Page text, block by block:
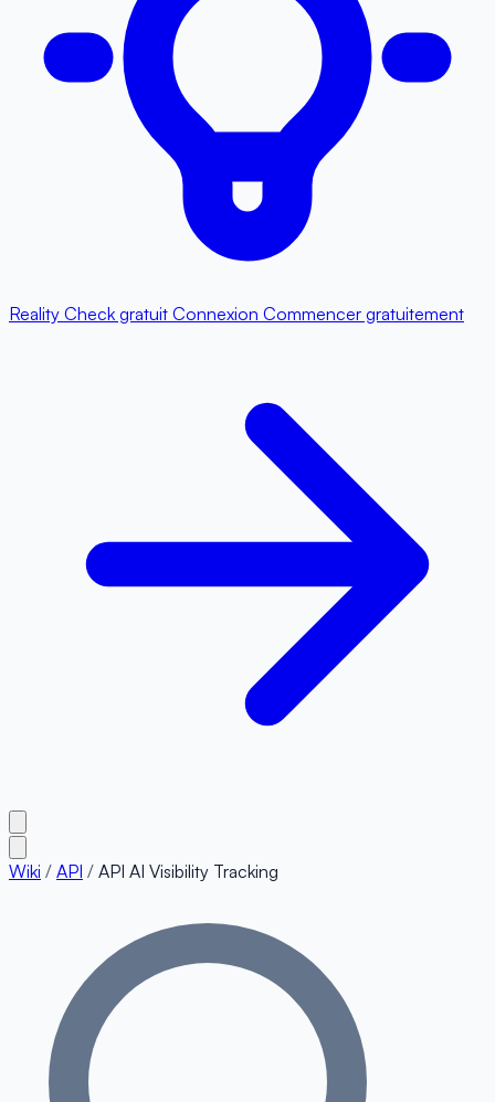
Reality Check gratuit Connexion Commencer gratuitement
Wiki / API / API AI Visibility Tracking